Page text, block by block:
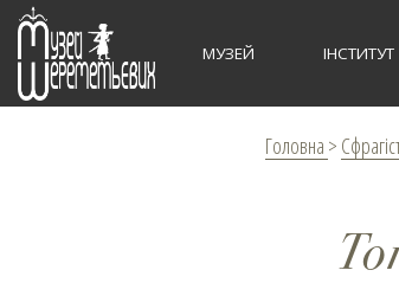
МУЗЕЙ ІНСТИТУТ
Головна >